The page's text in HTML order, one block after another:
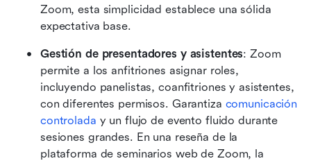
Zoom, esta simplicidad establece una sólida
expectativa base.
Gestión de presentadores y asistentes: Zoom
permite a los anfitriones asignar roles,
incluyendo panelistas, coanfitriones y asistentes,
con diferentes permisos. Garantiza comunicación
controlada y un flujo de evento fluido durante
sesiones grandes. En una reseña de la
plataforma de seminarios web de Zoom, la